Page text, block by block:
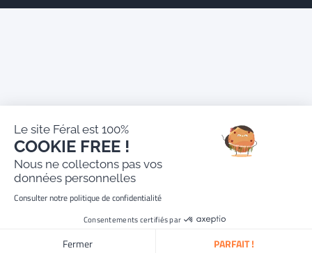
Le site Féral est 100%
COOKIE FREE !
Nous ne collectons pas vos
données personnelles
Consulter notre politique de confidentialité
Consentements certifiés par
Fermer PARFAIT !